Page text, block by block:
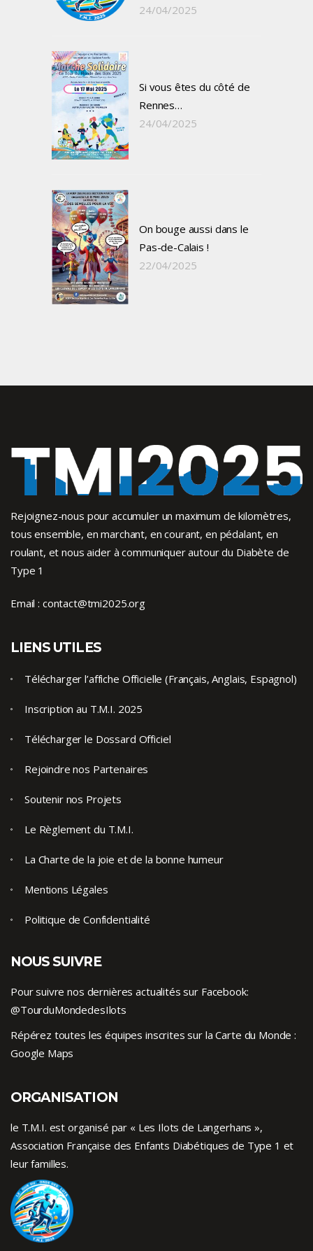
24/04/2025
Si vous êtes du côté de
Rennes…
24/04/2025
On bouge aussi dans le
Pas-de-Calais !
22/04/2025
Rejoignez-nous pour accumuler un maximum de kilomètres,
tous ensemble, en marchant, en courant, en pédalant, en
roulant, et nous aider à communiquer autour du Diabète de
Type 1
Email : contact@tmi2025.org
LIENS UTILES
Télécharger l’affiche Officielle (Français, Anglais, Espagnol)
Inscription au T.M.I. 2025
Télécharger le Dossard Officiel
Rejoindre nos Partenaires
Soutenir nos Projets
Le Règlement du T.M.I.
La Charte de la joie et de la bonne humeur
Mentions Légales
Politique de Confidentialité
NOUS SUIVRE
Pour suivre nos dernières actualités sur Facebook:
@TourduMondedesIlots
Répérez toutes les équipes inscrites sur la Carte du Monde :
Google Maps
ORGANISATION
le T.M.I. est organisé par « Les Ilots de Langerhans »,
Association Française des Enfants Diabétiques de Type 1 et
leur familles.